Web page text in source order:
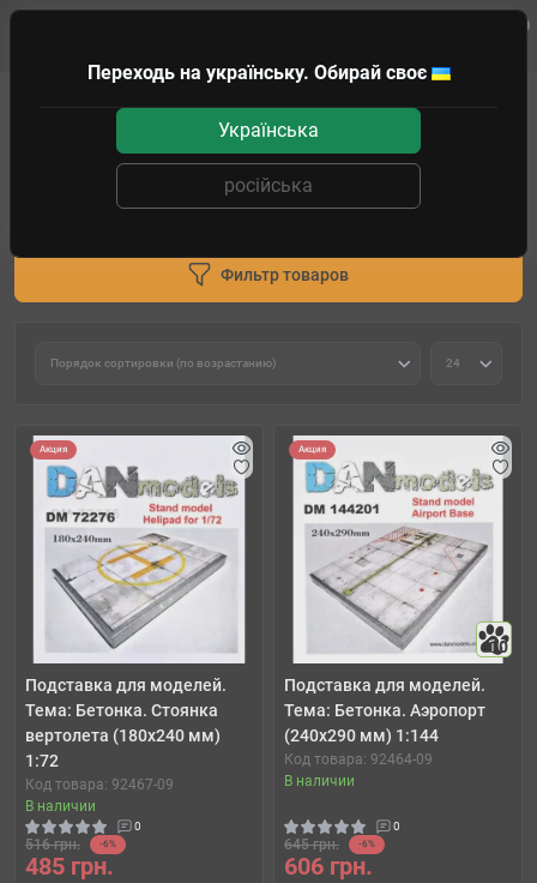
Фильтр товаров
Акция
Подставка для моделей.
Тема: Бетонка. Cтоянка
вертолета (180x240 мм)
1:72
Код товара: 92467-09
В наличии
0
516 грн. -6%
485 грн.
Акция
10
Подставка для моделей.
Тема: Бетонка. Аэропорт
(240x290 мм) 1:144
Код товара: 92464-09
В наличии
0
645 грн. -6%
606 грн.
Переходь на українську. Обирай своє
Українська
російська